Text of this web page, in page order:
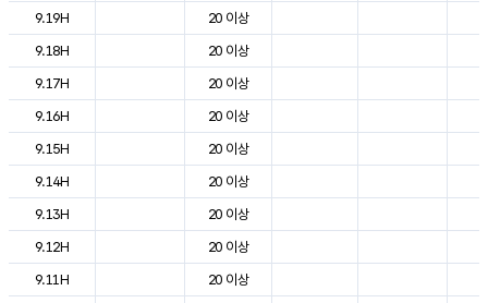
9.19H
20 이상
9.18H
20 이상
9.17H
20 이상
9.16H
20 이상
9.15H
20 이상
9.14H
20 이상
9.13H
20 이상
9.12H
20 이상
9.11H
20 이상